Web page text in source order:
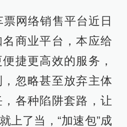
网络销售平台近日
商业平台，本应给
捷更高效的服务，
忽略甚至放弃主体
各种陷阱套路，让
上了当，“加速包”成